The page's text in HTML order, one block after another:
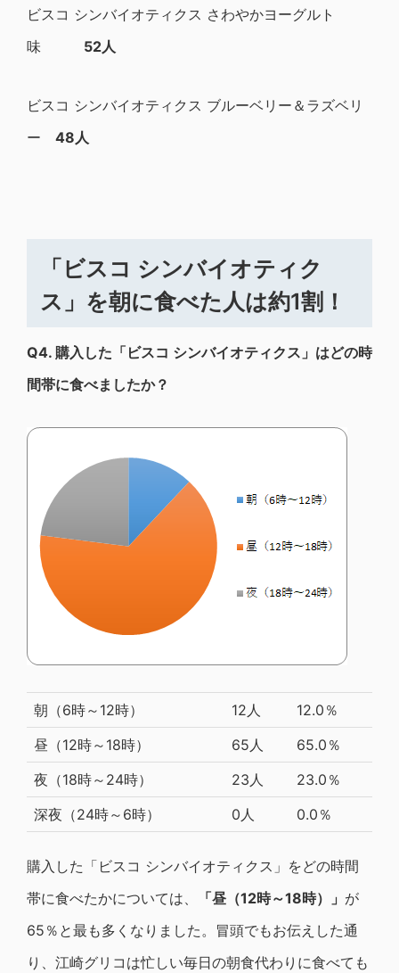
ビスコ シンバイオティクス さわやかヨーグルト
味 52人
ビスコ シンバイオティクス ブルーベリー＆ラズベリ
ー 48人
「ビスコ シンバイオティク
ス」を朝に食べた人は約1割！
Q4. 購入した「ビスコ シンバイオティクス」はどの時
間帯に食べましたか？
朝（6時～12時） 12人
12.0％
昼（12時～18時）
65人
65.0％
夜（18時～24時）
23人
23.0％
深夜（24時～6時）
0人 0.0％
購入した「ビスコ シンバイオティクス」をどの時間
帯に食べたかについては、
「昼（12時～18時）」 が
65％と最も多くなりました。冒頭でもお伝えした通
り、江崎グリコは忙しい毎日の朝食代わりに食べても